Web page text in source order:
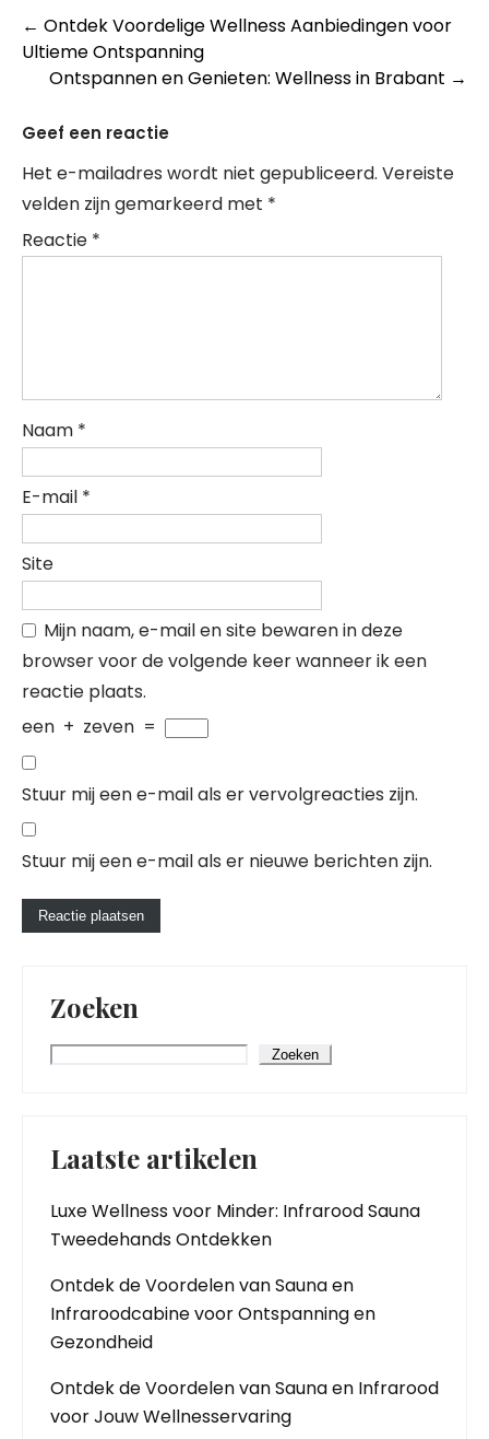
Berichtnavigatie
← Ontdek Voordelige Wellness Aanbiedingen voor
Ultieme Ontspanning
Ontspannen en Genieten: Wellness in Brabant →
Geef een reactie
Het e-mailadres wordt niet gepubliceerd. Vereiste
velden zijn gemarkeerd met *
Reactie *
Naam *
E-mail *
Site
Mijn naam, e-mail en site bewaren in deze
browser voor de volgende keer wanneer ik een
reactie plaats.
een + zeven =
Stuur mij een e-mail als er vervolgreacties zijn.
Stuur mij een e-mail als er nieuwe berichten zijn.
Zoeken
Zoeken
Laatste artikelen
Luxe Wellness voor Minder: Infrarood Sauna
Tweedehands Ontdekken
Ontdek de Voordelen van Sauna en
Infraroodcabine voor Ontspanning en
Gezondheid
Ontdek de Voordelen van Sauna en Infrarood
voor Jouw Wellnesservaring